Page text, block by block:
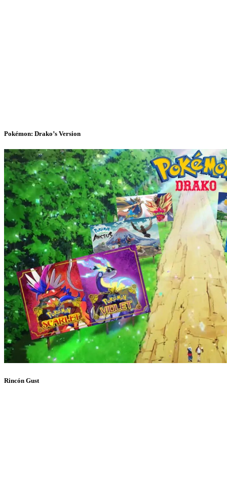
Pokémon: Drako’s Version
Rincón Gust